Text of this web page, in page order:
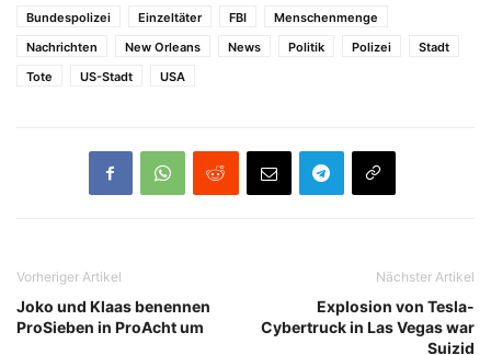
Bundespolizei
Einzeltäter FBI
Menschenmenge
Nachrichten
New Orleans News Politik Polizei
Stadt
Tote
US-Stadt USA
Vorheriger Artikel
Joko und Klaas benennen
ProSieben in ProAcht um
Nächster Artikel
Explosion von Tesla-
Cybertruck in Las Vegas war
Suizid